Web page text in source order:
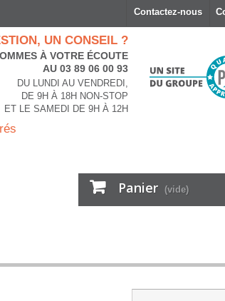
Contactez-nous
UN CONSEIL ?
À VOTRE ÉCOUTE
AU 03 89 06 00 93
DU LUNDI AU VENDREDI,
DE 9H À 18H NON-STOP
ET LE SAMEDI DE 9H À 12H
Panier (vide)